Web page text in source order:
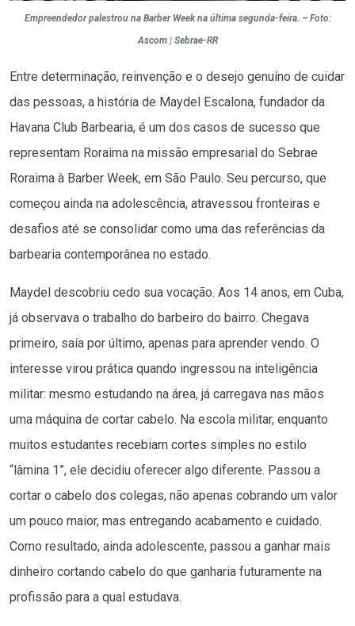
Empreendedor palestrou na Barber Week na última segunda-feira. – Foto:
Ascom | Sebrae-RR
Entre determinação, reinvenção e o desejo genuíno de cuidar
das pessoas, a história de Maydel Escalona, fundador da
Havana Club Barbearia, é um dos casos de sucesso que
representam Roraima na missão empresarial do Sebrae
Roraima à Barber Week, em São Paulo. Seu percurso, que
começou ainda na adolescência, atravessou fronteiras e
desafios até se consolidar como uma das referências da
barbearia contemporânea no estado.
Maydel descobriu cedo sua vocação. Aos 14 anos, em Cuba,
já observava o trabalho do barbeiro do bairro. Chegava
primeiro, saía por último, apenas para aprender vendo. O
interesse virou prática quando ingressou na inteligência
militar: mesmo estudando na área, já carregava nas mãos
uma máquina de cortar cabelo. Na escola militar, enquanto
muitos estudantes recebiam cortes simples no estilo
“lâmina 1”, ele decidiu oferecer algo diferente. Passou a
cortar o cabelo dos colegas, não apenas cobrando um valor
um pouco maior, mas entregando acabamento e cuidado.
Como resultado, ainda adolescente, passou a ganhar mais
dinheiro cortando cabelo do que ganharia futuramente na
profissão para a qual estudava.